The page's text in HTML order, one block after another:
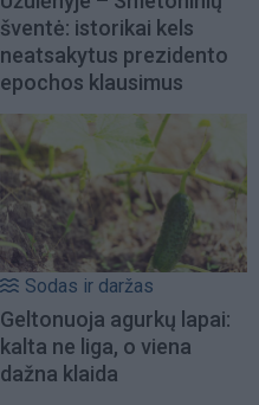
šventė: istorikai kels
neatsakytus prezidento
epochos klausimus
Sodas ir daržas
Geltonuoja agurkų lapai:
kalta ne liga, o viena
dažna klaida